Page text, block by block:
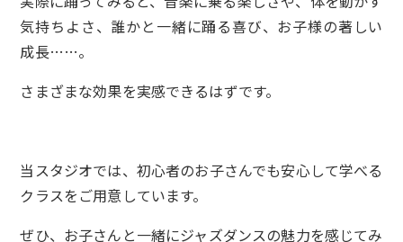
気持ちよさ、誰かと一緒に踊る喜び、お子様の著しい
成長……。
さまざまな効果を実感できるはずです。
当スタジオでは、初心者のお子さんでも安心して学べる
クラスをご用意しています。
ぜひ、お子さんと一緒にジャズダンスの魅力を感じてみ